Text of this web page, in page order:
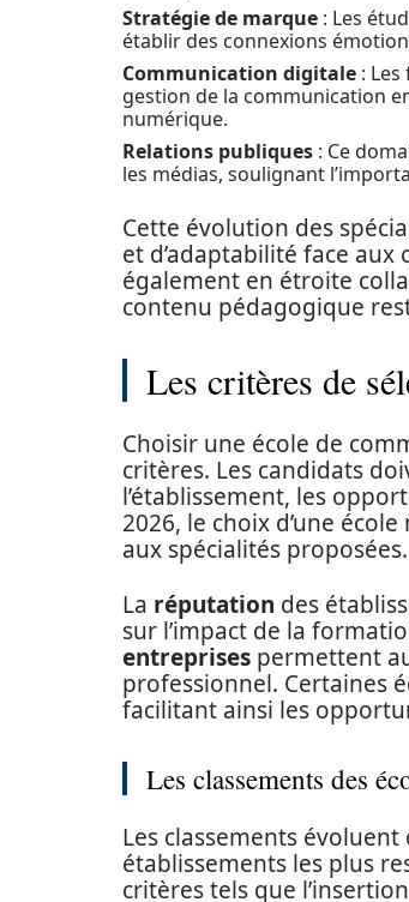
Stratégie de marque : Les
établir des connexions
Communication digitale :
gestion de la communication
numérique.
Relations publiques : Ce
les médias, soulignant
Cette évolution des
et d’adaptabilité face
également en étroite
contenu pédagogique
Les critères de
Choisir une école de
critères. Les candidats
l’établissement, les
2026, le choix d’une
aux spécialités proposées.
La réputation des
sur l’impact de la
entreprises permettent
professionnel. Certaines
facilitant ainsi les
Les classements des
Les classements
établissements les plus
critères tels que